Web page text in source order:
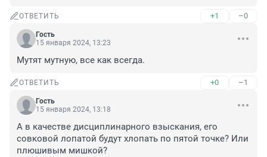
ОТВЕТИТЬ +1 –0
Гость
15 января 2024, 13:23
Мутят мутную, все как всегда.
ОТВЕТИТЬ +0 –1
Гость
15 января 2024, 13:18
А в качестве дисциплинарного взыскания, его
совковой лопатой будут хлопать по пятой точке? Или
плюшивым мишкой?